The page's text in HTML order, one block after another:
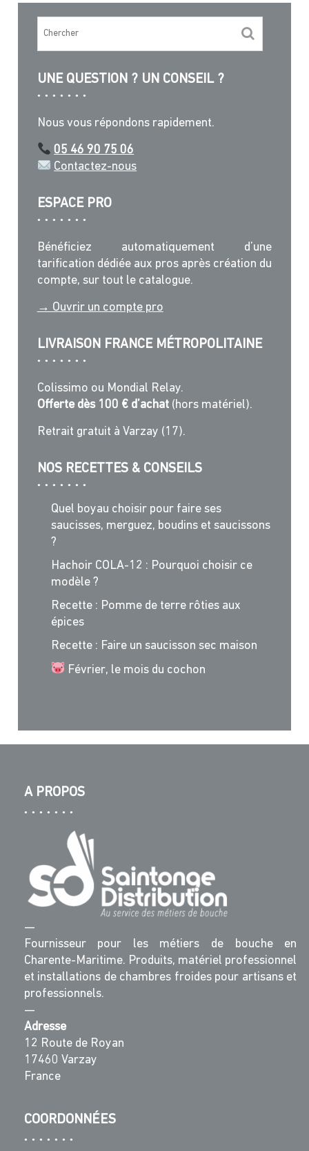
UNE QUESTION ? UN CONSEIL ?
Nous vous répondons rapidement.
05 46 90 75 06
Contactez-nous
ESPACE PRO
Bénéficiez automatiquement d’une
tarification dédiée aux pros après création du
compte, sur tout le catalogue.
→ Ouvrir un compte pro
LIVRAISON FRANCE MÉTROPOLITAINE
Colissimo ou Mondial Relay.
Offerte dès 100 € d’achat (hors matériel).
Retrait gratuit à Varzay (17).
NOS RECETTES & CONSEILS
Quel boyau choisir pour faire ses
saucisses, merguez, boudins et saucissons
?
Hachoir COLA-12 : Pourquoi choisir ce
modèle ?
Recette : Pomme de terre rôties aux
épices
Recette : Faire un saucisson sec maison
Février, le mois du cochon
A PROPOS
—
Fournisseur pour les métiers de bouche en
Charente-Maritime. Produits, matériel professionnel
et installations de chambres froides pour artisans et
professionnels.
—
Adresse
12 Route de Royan
17460 Varzay
France
COORDONNÉES